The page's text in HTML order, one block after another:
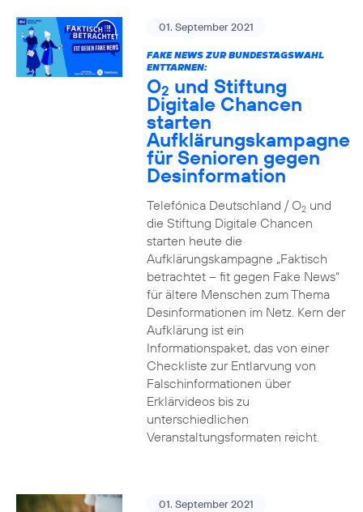
01. September 2021
FAKE NEWS ZUR BUNDESTAGSWAHL
ENTTARNEN:
O2 und Stiftung
Digitale Chancen
starten
Aufklärungskampagne
für Senioren gegen
Desinformation
Telefónica Deutschland / O2und
die Stiftung Digitale Chancen
starten heute die
Aufklärungskampagne „Faktisch
betrachtet – fit gegen Fake News“
für ältere Menschen zum Thema
Desinformationen im Netz. Kern der
Aufklärung ist ein
Informationspaket, das von einer
Checkliste zur Entlarvung von
Falschinformationen über
Erklärvideos bis zu
unterschiedlichen
Veranstaltungsformaten reicht.
01. September 2021